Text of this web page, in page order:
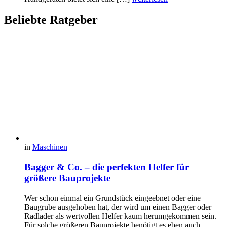
Beliebte Ratgeber
in Maschinen
Bagger & Co. – die perfekten Helfer für
größere Bauprojekte
Wer schon einmal ein Grundstück eingeebnet oder eine
Baugrube ausgehoben hat, der wird um einen Bagger oder
Radlader als wertvollen Helfer kaum herumgekommen sein.
Für solche größeren Bauprojekte benötigt es eben auch